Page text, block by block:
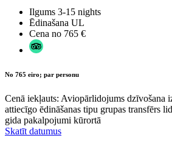
Ilgums 3-15 nights
Ēdinašana UL
Cena no 765 €
No 765 eiro; par personu
Cenā iekļauts: Aviopārlidojums dzīvošana
attiecīgo ēdināšanas tipu grupas transfērs
gida pakalpojumi kūrortā
Skatīt datumus